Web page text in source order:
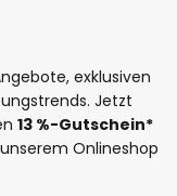
exklusiven
Jetzt
13 %-Gutschein*
Onlineshop